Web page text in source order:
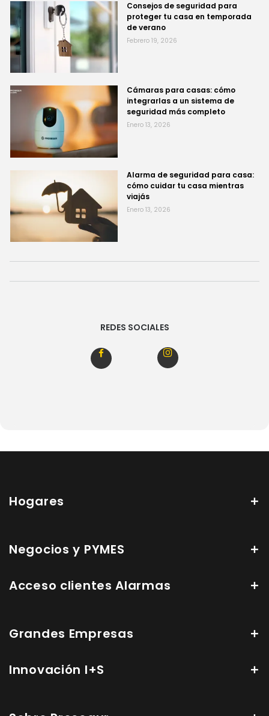
Consejos de seguridad para
proteger tu casa en temporada
de verano
Febrero 19, 2026
Cámaras para casas: cómo
integrarlas a un sistema de
seguridad más completo
Enero 13, 2026
Alarma de seguridad para casa:
cómo cuidar tu casa mientras
viajás
Enero 13, 2026
REDES SOCIALES
Hogares
Negocios y PYMES
Acceso clientes Alarmas
Grandes Empresas
Innovación I+S